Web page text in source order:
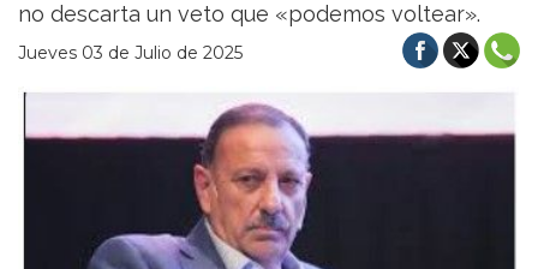
no descarta un veto que «podemos voltear».
Jueves 03 de Julio de 2025